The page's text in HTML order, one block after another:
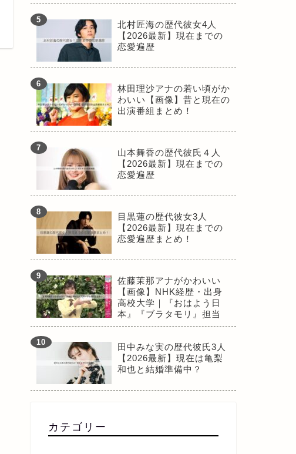
北村匠海の歴代彼女4人
【2026最新】現在までの
恋愛遍歴
林田理沙アナの若い頃がか
わいい【画像】昔と現在の
出演番組まとめ！
山本舞香の歴代彼氏４人
【2026最新】現在までの
恋愛遍歴
目黒蓮の歴代彼女3人
【2026最新】現在までの
恋愛遍歴まとめ！
佐藤茉那アナがかわいい
【画像】NHK経歴・出身
高校大学｜『おはよう日
本』『ブラタモリ』担当
田中みな実の歴代彼氏3人
【2026最新】現在は亀梨
和也と結婚準備中？
カテゴリー